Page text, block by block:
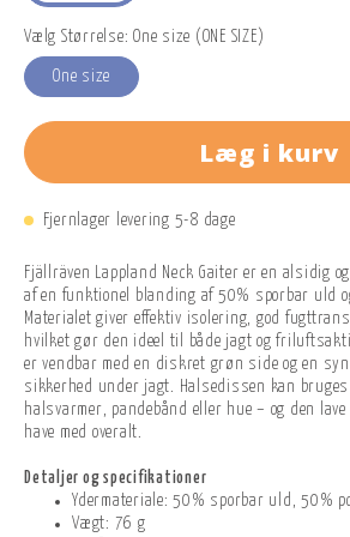
Vælg Størrelse: One size (ONE SIZE)
One size
Læg i kurv
Fjernlager levering 5-8 dage
Fjällräven Lappland Neck Gaiter er en alsidig
af en funktionel blanding af 50% sporbar uld
Materialet giver effektiv isolering, god
hvilket gør den ideel til både jagt og
er vendbar med en diskret grøn side og en
sikkerhed under jagt. Halsedissen kan bruges
halsvarmer, pandebånd eller hue – og den
have med overalt.
Detaljer og specifikationer
Ydermateriale: 50% sporbar uld, 50%
Vægt: 76 g